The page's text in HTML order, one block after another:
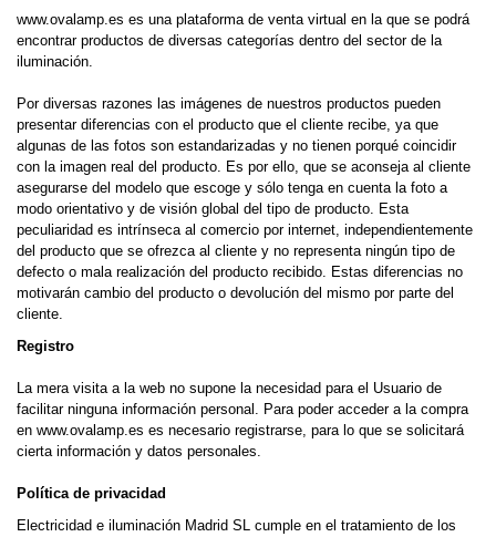
www.ovalamp.es es una plataforma de venta virtual en la que se podrá
encontrar productos de diversas categorías dentro del sector de la
iluminación.
Por diversas razones las imágenes de nuestros productos pueden
presentar diferencias con el producto que el cliente recibe, ya que
algunas de las fotos son estandarizadas y no tienen porqué coincidir
con la imagen real del producto. Es por ello, que se aconseja al cliente
asegurarse del modelo que escoge y sólo tenga en cuenta la foto a
modo orientativo y de visión global del tipo de producto. Esta
peculiaridad es intrínseca al comercio por internet, independientemente
del producto que se ofrezca al cliente y no representa ningún tipo de
defecto o mala realización del producto recibido. Estas diferencias no
motivarán cambio del producto o devolución del mismo por parte del
cliente.
Registro
La mera visita a la web no supone la necesidad para el Usuario de
facilitar ninguna información personal. Para poder acceder a la compra
en www.ovalamp.es es necesario registrarse, para lo que se solicitará
cierta información y datos personales.
Política de privacidad
Electricidad e iluminación Madrid SL cumple en el tratamiento de los